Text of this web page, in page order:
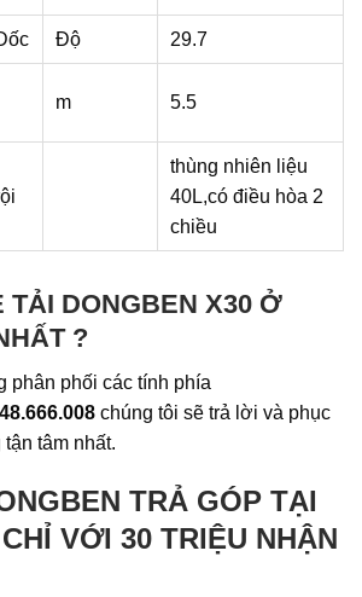
Độ 29.7
m 5.5
thùng nhiên liệu
40L,có điều hòa 2
chiều
TẢI DONGBEN X30 Ở
?
phân phối các tính phía
chúng tôi sẽ trả lời và phục
tâm nhất.
TRẢ GÓP TẠI
VỚI 30 TRIỆU NHẬN